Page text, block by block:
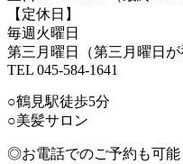
【定休日】
毎週火曜日
第三月曜日（第三月曜日が
TEL 045-584-1641
○鶴見駅徒歩5分
○美髪サロン
◎お電話でのご予約も可能